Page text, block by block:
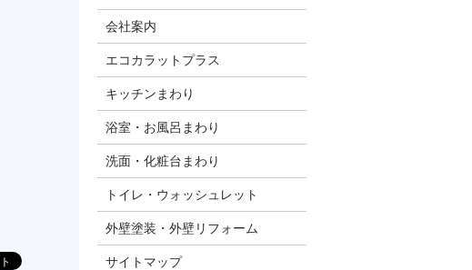
会社案内
エコカラットプラス
キッチンまわり
浴室・お風呂まわり
洗面・化粧台まわり
トイレ・ウォッシュレット
外壁塗装・外壁リフォーム
サイトマップ